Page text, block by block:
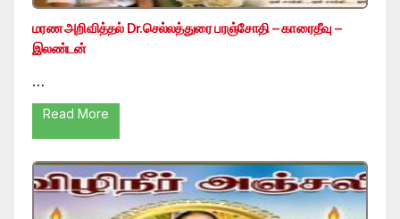
மரண அறிவித்தல் Dr.செல்லத்துரை பரஞ்சோதி – காரைதீவு –
இலண்டன்
…
Read More